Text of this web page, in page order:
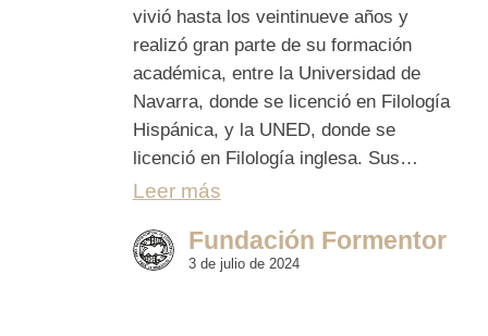
vivió hasta los veintinueve años y
realizó gran parte de su formación
académica, entre la Universidad de
Navarra, donde se licenció en Filología
Hispánica, y la UNED, donde se
licenció en Filología inglesa. Sus…
Leer más
Fundación Formentor
3 de julio de 2024